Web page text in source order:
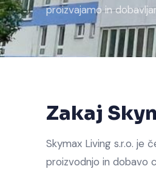
proizvajamo in
Zakaj
Skymax Living s.r.o. je
proizvodnjo in dobavo